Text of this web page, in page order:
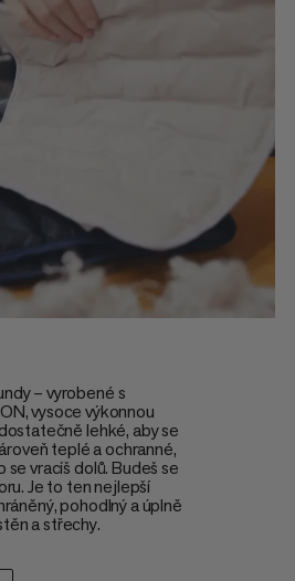
– vyrobené s
vysoce výkonnou
lehké, aby se
teplé a ochranné,
se vracíš dolů. Budeš se
Je to ten nejlepší
pohodlný a úplně
a střechy.